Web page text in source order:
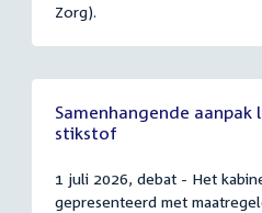
Zorg).
Samenhangende
stikstof
1 juli 2026, debat - Het
gepresenteerd met